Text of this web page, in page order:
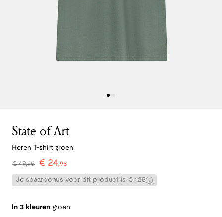
State of Art
Heren T-shirt groen
€49,95 € 24,98
Je spaarbonus voor dit product is € 1,25
In 3 kleuren groen